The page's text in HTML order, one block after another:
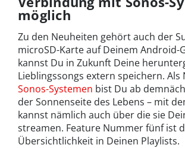
möglich
Zu den Neuheiten gehört auch der
microSD-Karte auf Deinem Android-
kannst Du in Zukunft Deine
Lieblingssongs extern speichern. Als
Sonos-Systemen bist Du ab
der Sonnenseite des Lebens – mit
kannst nämlich auch über die sie
streamen. Feature Nummer fünf ist
Übersichtlichkeit in Deinen Playlists.